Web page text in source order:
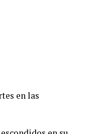
en las